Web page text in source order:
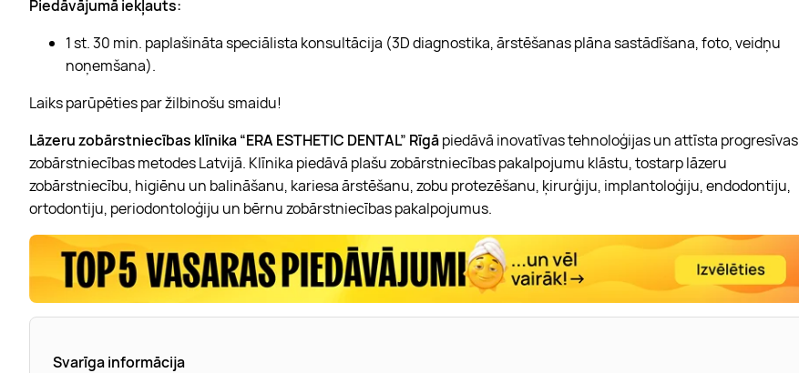
Piedāvājumā iekļauts:
1 st. 30 min. paplašināta speciālista konsultācija (3D diagnostika, ārstēšanas plāna sastādīšana, foto, veidņu
noņemšana).
Laiks parūpēties par žilbinošu smaidu!
Lāzeru zobārstniecības klīnika “ERA ESTHETIC DENTAL” Rīgāpiedāvā inovatīvas tehnoloģijas un attīsta progresīvas
zobārstniecības metodes Latvijā. Klīnika piedāvā plašu zobārstniecības pakalpojumu klāstu, tostarp lāzeru
zobārstniecību, higiēnu un balināšanu, kariesa ārstēšanu, zobu protezēšanu, ķirurģiju, implantoloģiju, endodontiju,
ortodontiju, periodontoloģiju un bērnu zobārstniecības pakalpojumus.
Svarīga informācija